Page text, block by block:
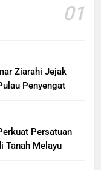
01
Ziarahi Jejak
Penyengat
Persatuan
Tanah Melayu